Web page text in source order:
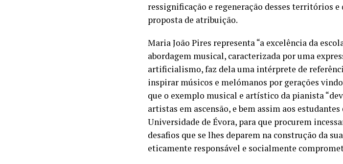
ressignificação e regeneração desses territórios
proposta de atribuição.
Maria João Pires representa “a excelência da
abordagem musical, caracterizada por uma
artificialismo, faz dela uma intérprete de
inspirar músicos e melómanos por gerações
que o exemplo musical e artístico da pianista
artistas em ascensão, e bem assim aos
Universidade de Évora, para que procurem
desafios que se lhes deparem na construção da
eticamente responsável e socialmente